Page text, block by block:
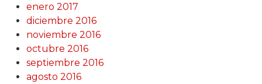
enero 2017
diciembre 2016
noviembre 2016
octubre 2016
septiembre 2016
agosto 2016